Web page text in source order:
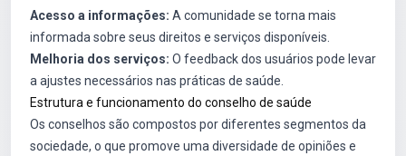
Acesso a informações: A comunidade se torna mais
informada sobre seus direitos e serviços disponíveis.
Melhoria dos serviços: O feedback dos usuários pode levar
a ajustes necessários nas práticas de saúde.
Estrutura e funcionamento do conselho de saúde
Os conselhos são compostos por diferentes segmentos da
sociedade, o que promove uma diversidade de opiniões e